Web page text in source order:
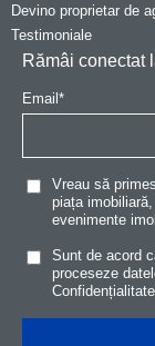
Devino proprietar de
Testimoniale
Rămâi conectat
Email *
Vreau să
piața
evenimente
Sunt de acord
proceseze
Confidențialitate